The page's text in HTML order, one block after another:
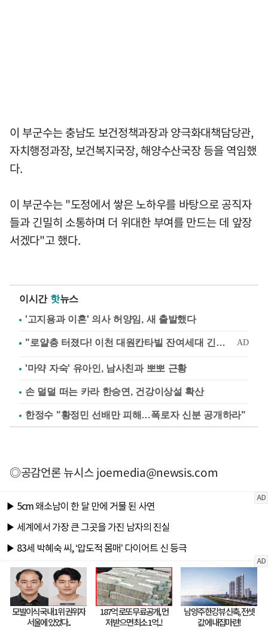
이 부군수는 충남도 보건정책과장과 양극화대책담당관,
자치행정과장, 보건복지국장, 해양수산국장 등을 역임했
다.
이 부군수는 "도정에서 쌓은 노하우를 바탕으로 공직자
들과 긴밀히 소통하며 더 위대한 부여를 만드는 데 앞장
서겠다"고 했다.
이시간 핫뉴스
'고지용과 이혼' 의사 허양임, 새 출발했다
'마약 자숙' 유아인, 남사친과 뽀뽀 근황
손 덜덜 떠는 카라 한승연, 건강이상설 확산
한정수 "황정민 선배만 피해…폭로자 신분 공개하라"
◎공감언론 뉴시스joemedia@newsis.com